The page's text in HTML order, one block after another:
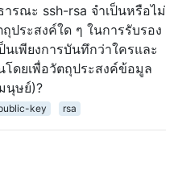
ารณะ ssh-rsa จำเป็นหรือไม่
ประสงค์ใด ๆ ในการรับรอง
นเพียงการบันทึกว่าใครและ
ดยเพื่อวัตถุประสงค์ข้อมูล
นุษย์)?
key rsa